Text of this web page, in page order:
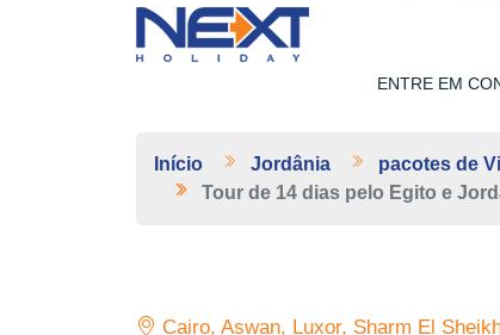
ENTRE EM
Início Jordânia pacotes de
Tour de 14 dias pelo Egito e
Cairo, Aswan, Luxor, Sharm El